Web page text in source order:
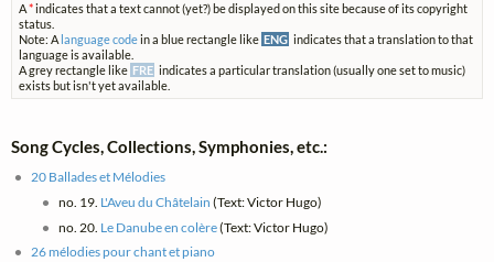
A*indicates that a text cannot (yet?) be displayed on this site because of its copyright
status.
Note: A language codein a blue rectangle like ENG indicates that a translation to that
language is available.
A grey rectangle like FRE indicates a particular translation (usually one set to music)
exists but isn't yet available.
Song Cycles, Collections, Symphonies, etc.:
20 Ballades et Mélodies
no. 19. L'Aveu du Châtelain (Text: Victor Hugo)
no. 20. Le Danube en colère(Text: Victor Hugo)
26 mélodies pour chant et piano